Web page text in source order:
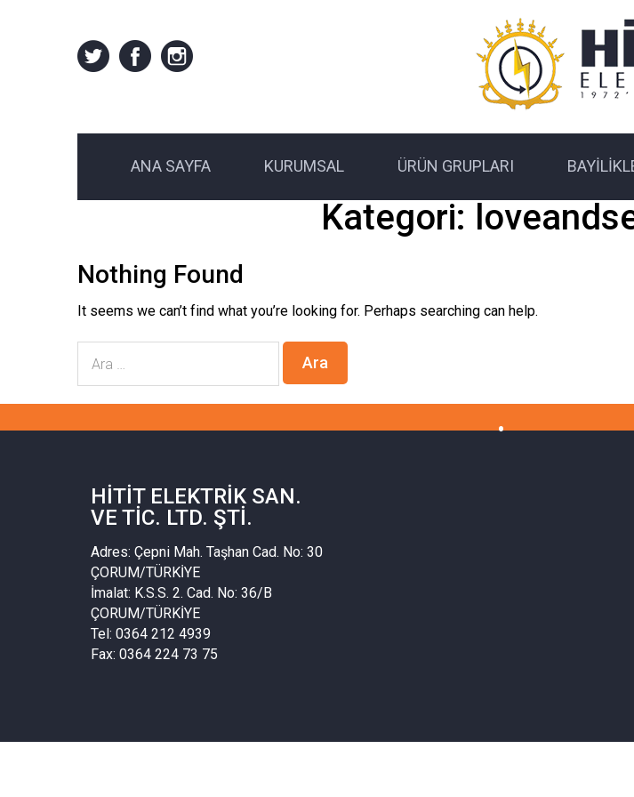
ANA SAYFA KURUMSAL ÜRÜN GRUPLARI
Kategori:
Nothing Found
It seems we can’t find what you’re looking for. Perhaps searching can help.
HITIT ELEKTRIK SAN.
VE TIC. LTD. ŞTI.
Adres: Çepni Mah. Taşhan Cad. No: 30
ÇORUM/TÜRKİYE
İmalat: K.S.S. 2. Cad. No: 36/B
ÇORUM/TÜRKİYE
Tel: 0364 212 4939
Fax: 0364 224 73 75